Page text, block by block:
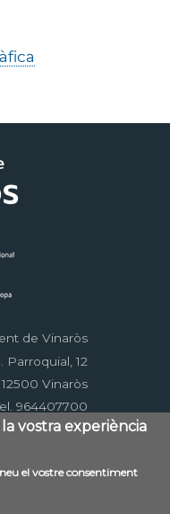
de Vinaròs
Parroquial, 12
12500 Vinaròs
964407700
Mapa web
vostra experiència
el vostre consentiment